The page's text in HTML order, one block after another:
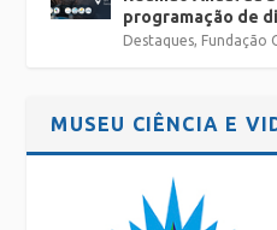
programação de
Destaques, Fundação
MUSEU CIÊNCIA E